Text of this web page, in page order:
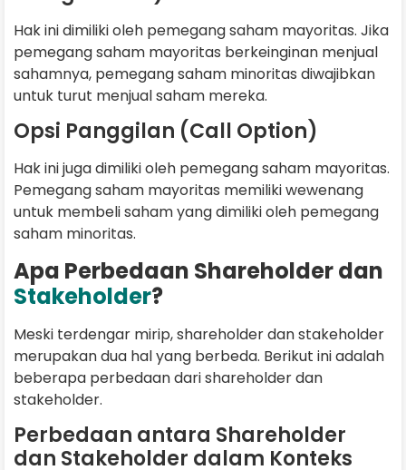
Hak ini dimiliki oleh pemegang saham mayoritas. Jika
pemegang saham mayoritas berkeinginan menjual
sahamnya, pemegang saham minoritas diwajibkan
untuk turut menjual saham mereka.
Opsi Panggilan (Call Option)
Hak ini juga dimiliki oleh pemegang saham mayoritas.
Pemegang saham mayoritas memiliki wewenang
untuk membeli saham yang dimiliki oleh pemegang
saham minoritas.
Apa Perbedaan Shareholder dan
Stakeholder?
Meski terdengar mirip, shareholder dan stakeholder
merupakan dua hal yang berbeda. Berikut ini adalah
beberapa perbedaan dari shareholder dan
stakeholder.
Perbedaan antara Shareholder
dan Stakeholder dalam Konteks